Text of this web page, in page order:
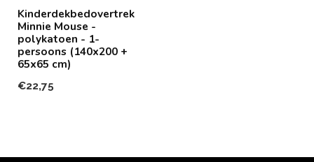
Kinderdekbedovertrek
Minnie Mouse -
polykatoen - 1-
persoons (140x200 +
65x65 cm)
€22,75